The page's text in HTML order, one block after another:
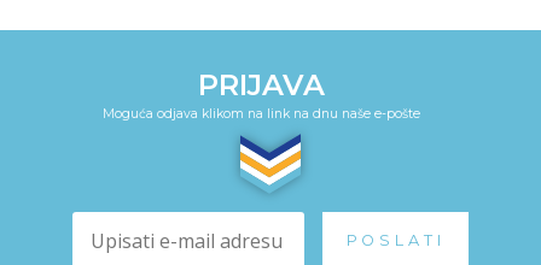
PRIJAVA
Moguća odjava klikom na link na dnu naše e-pošte